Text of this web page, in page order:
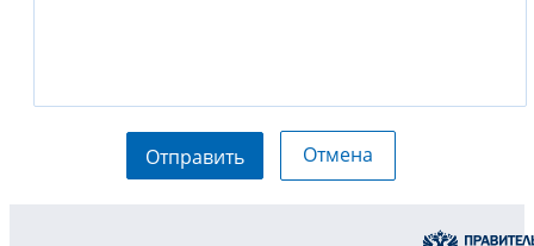
Отправить Отмена